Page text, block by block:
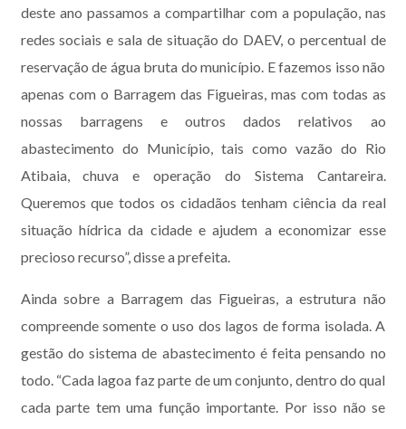
deste ano passamos a compartilhar com a população, nas
redes sociais e sala de situação do DAEV, o percentual de
reservação de água bruta do município. E fazemos isso não
apenas com o Barragem das Figueiras, mas com todas as
nossas barragens e outros dados relativos ao
abastecimento do Município, tais como vazão do Rio
Atibaia, chuva e operação do Sistema Cantareira.
Queremos que todos os cidadãos tenham ciência da real
situação hídrica da cidade e ajudem a economizar esse
precioso recurso”, disse a prefeita.
Ainda sobre a Barragem das Figueiras, a estrutura não
compreende somente o uso dos lagos de forma isolada. A
gestão do sistema de abastecimento é feita pensando no
todo. “Cada lagoa faz parte de um conjunto, dentro do qual
cada parte tem uma função importante. Por isso não se